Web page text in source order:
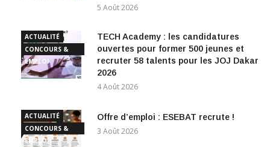
5 Août 2026
ACTUALITÉ
CONCOURS &
EMPLOI
TECH Academy : les candidatures
ouvertes pour former 500 jeunes et
recruter 58 talents pour les JOJ Dakar
2026
4 Août 2026
ACTUALITÉ
CONCOURS &
EMPLOI
Offre d’emploi : ESEBAT recrute !
3 Août 2026